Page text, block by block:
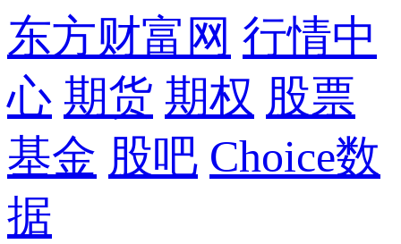
东方财富网 行情中
心 期货 期权 股票
基金 股吧 Choice数
据